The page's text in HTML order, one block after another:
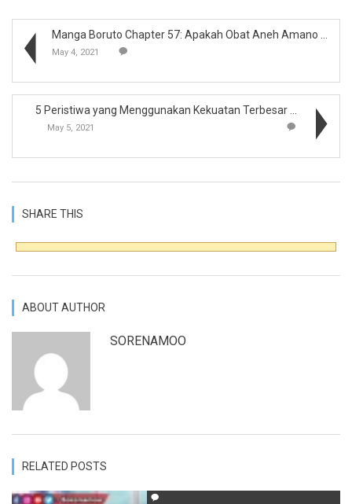
May 4, 2021
May 5, 2021
SHARE THIS
ABOUT AUTHOR
SORENAMOO
RELATED POSTS